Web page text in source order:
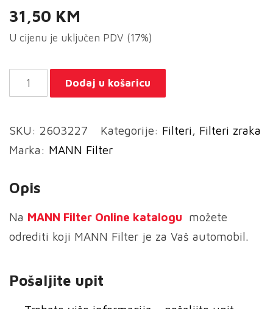
31,50 KM
U cijenu je uključen PDV (17%)
4312/1
Filter
zraka
Dodaj u košaricu
SKU: 2603227 Kategorije: Filteri, Filteri zraka
Marka: MANN Filter
Opis
Na MANN Filter Online katalogu možete
odrediti koji MANN Filter je za Vaš automobil.
Pošaljite upit